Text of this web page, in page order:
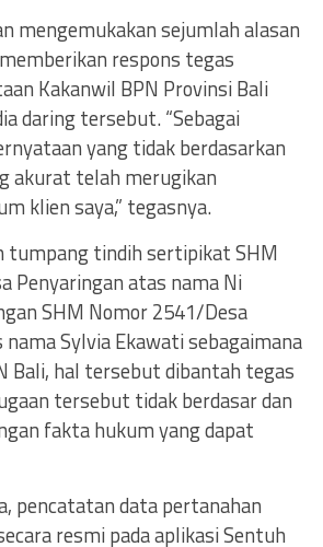
mengemukakan sejumlah alasan
respons tegas
Kakanwil BPN Provinsi Bali
daring tersebut. “Sebagai
yang tidak berdasarkan
akurat telah merugikan
klien saya,” tegasnya.
tumpang tindih sertipikat SHM
Penyaringan atas nama Ni
SHM Nomor 2541/Desa
Sylvia Ekawati sebagaimana
Bali, hal tersebut dibantah tegas
tersebut tidak berdasar dan
fakta hukum yang dapat
pencatatan data pertanahan
resmi pada aplikasi Sentuh